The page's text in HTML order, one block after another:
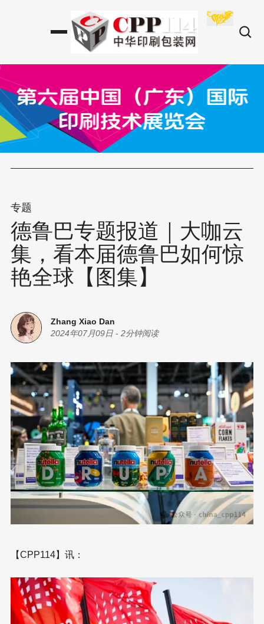
专题
德鲁巴专题报道｜大咖云
集，看本届德鲁巴如何惊
艳全球【图集】
Zhang Xiao Dan
2024年07月09日 - 2分钟阅读
【CPP114】讯：